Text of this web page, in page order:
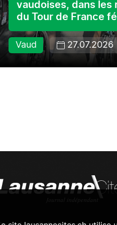
vaudoises, dans les
du Tour de France
Vaud 27.07.2026